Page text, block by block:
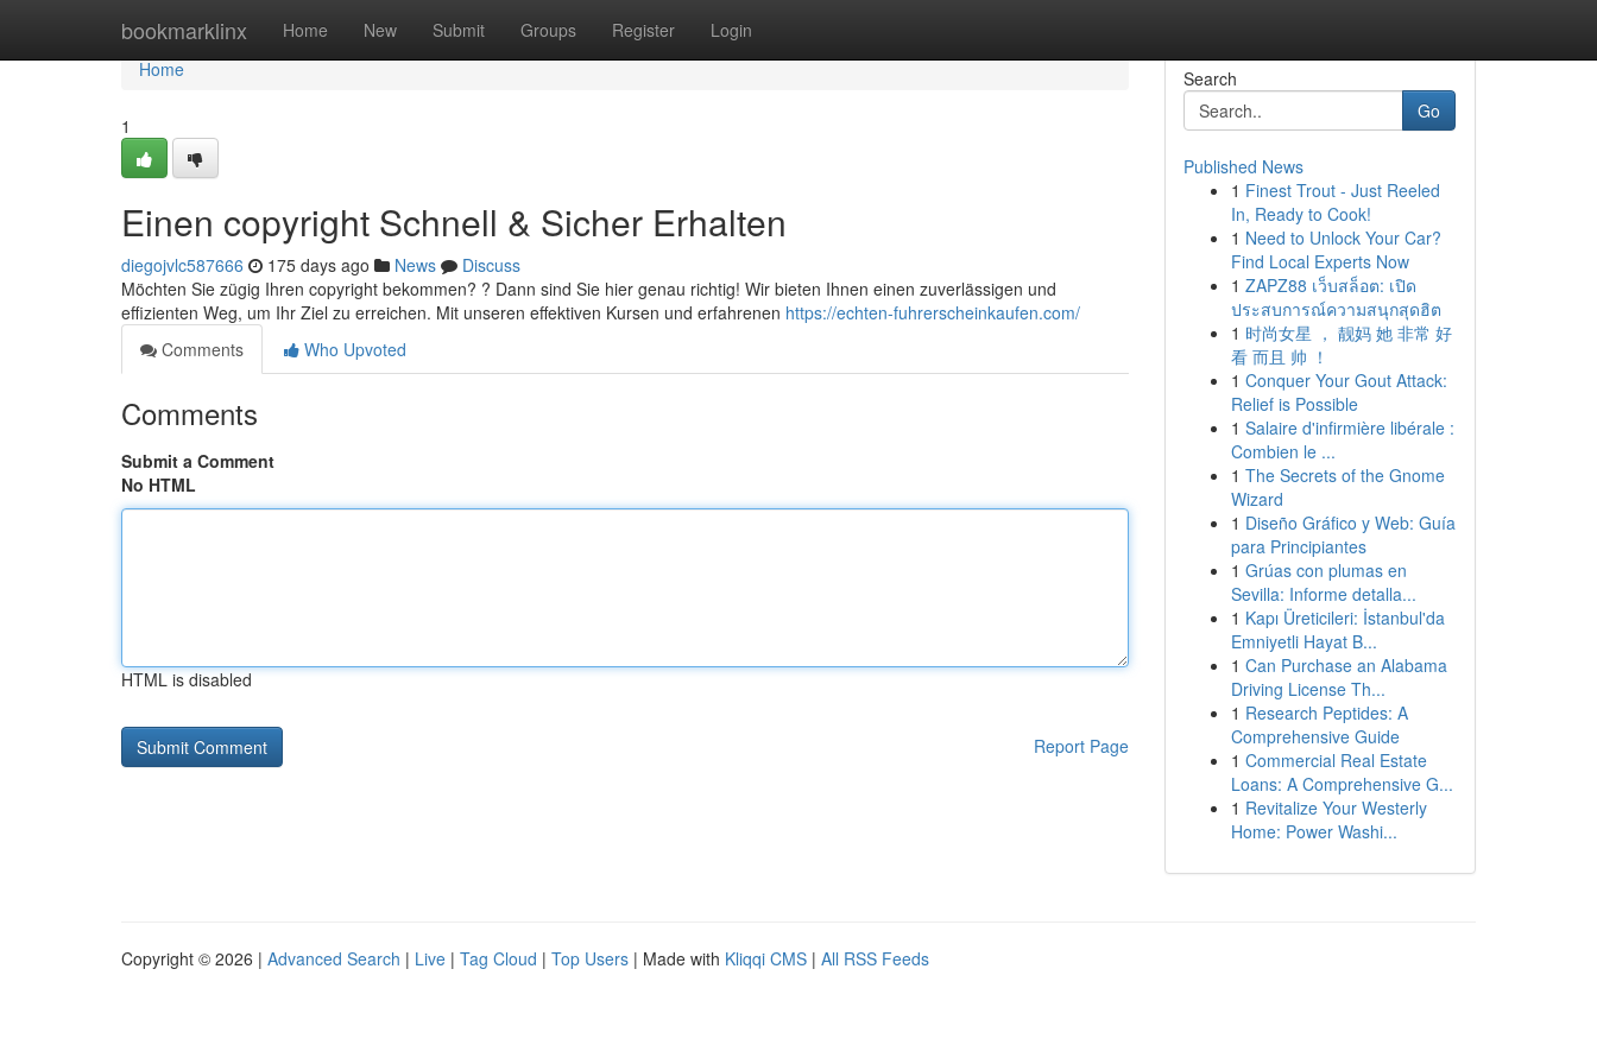
bookmarklinx Home New Submit Groups Register Login
Home
Home
1
Einen copyright Schnell & Sicher Erhalten
diegojvlc587666 175 days ago News
Discuss
Möchten Sie zügig Ihren copyright bekommen? ? Dann sind Sie hier genau richtig! Wir bieten Ihnen einen zuverlässigen und
effizienten Weg, um Ihr Ziel zu erreichen. Mit unseren effektiven Kursen und erfahrenen https://echten-fuhrerscheinkaufen.com/
Comments
Who Upvoted
Comments
Submit a Comment
No HTML
HTML is disabled
Report Page
Search
Go
Published News
1 Finest Trout - Just Reeled
In, Ready to Cook!
1 Need to Unlock Your Car?
Find Local Experts Now
1 ZAPZ88 เว็บสล็อต: เปิด
ประสบการณ์ความสนุกสุดฮิต
1 时尚女星 ， 靓妈 她 非常 好
看 而且 帅 ！
1 Conquer Your Gout Attack:
Relief is Possible
1 Salaire d'infirmière libérale :
Combien le ...
1 The Secrets of the Gnome
Wizard
1 Diseño Gráfico y Web: Guía
para Principiantes
1 Grúas con plumas en
Sevilla: Informe detalla...
1 Kapı Üreticileri: İstanbul'da
Emniyetli Hayat B...
1 Can Purchase an Alabama
Driving License Th...
1 Research Peptides: A
Comprehensive Guide
1 Commercial Real Estate
Loans: A Comprehensive G...
1 Revitalize Your Westerly
Home: Power Washi...
Copyright © 2026 | Advanced Search | Live | Tag Cloud | Top Users | Made with Kliqqi CMS | All RSS Feeds